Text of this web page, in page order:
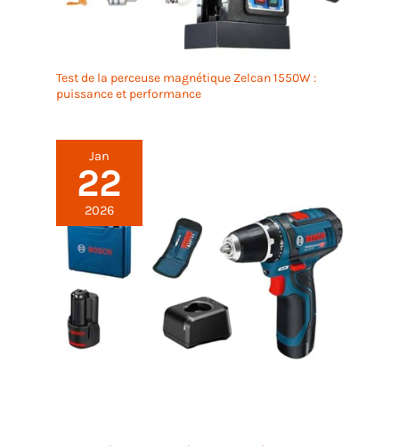
Test de la perceuse magnétique Zelcan 1550W :
puissance et performance
Jan
22
2026